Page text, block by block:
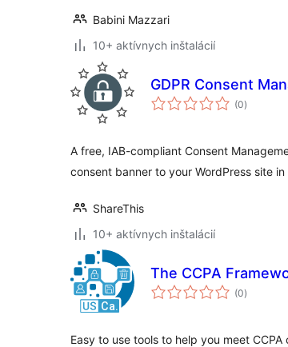
Babini Mazzari
10+ aktívnych inštalácií
GDPR Consent
(0celkové
hodnotenie
)
A free, IAB-compliant Consent
consent banner to your WordPress site in
ShareThis
10+ aktívnych inštalácií
The CCPA
(0celkové
hodnotenie
)
Easy to use tools to help you meet